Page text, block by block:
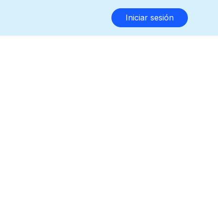
Iniciar sesión